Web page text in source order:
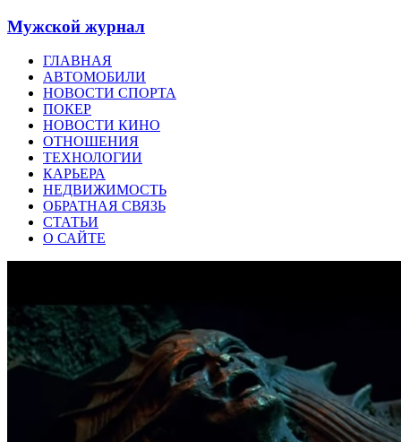
Мужской журнал
ГЛАВНАЯ
АВТОМОБИЛИ
НОВОСТИ СПОРТА
ПОКЕР
НОВОСТИ КИНО
ОТНОШЕНИЯ
ТЕХНОЛОГИИ
КАРЬЕРА
НЕДВИЖИМОСТЬ
ОБРАТНАЯ СВЯЗЬ
СТАТЬИ
О САЙТЕ